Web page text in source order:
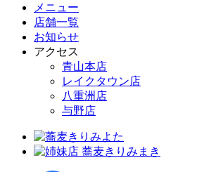
メニュー
店舗一覧
お知らせ
アクセス
青山本店
レイクタウン店
八重洲店
与野店